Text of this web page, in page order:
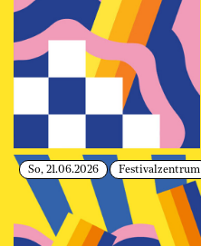
So, 21.06.2026 Festivalzentrum